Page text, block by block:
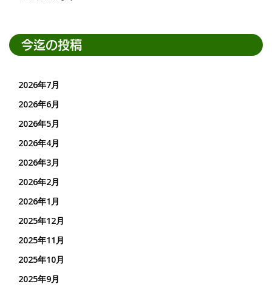
今迄の投稿
2026年7月
2026年6月
2026年5月
2026年4月
2026年3月
2026年2月
2026年1月
2025年12月
2025年11月
2025年10月
2025年9月